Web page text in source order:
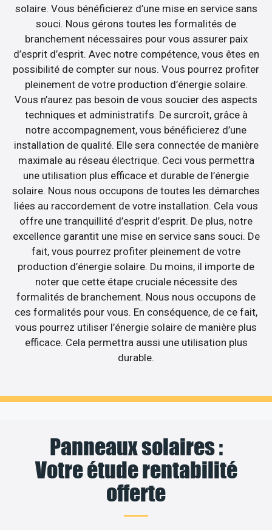
solaire. Vous bénéficierez d’une mise en service sans
souci. Nous gérons toutes les formalités de
branchement nécessaires pour vous assurer paix
d’esprit d’esprit. Avec notre compétence, vous êtes en
possibilité de compter sur nous. Vous pourrez profiter
pleinement de votre production d’énergie solaire.
Vous n’aurez pas besoin de vous soucier des aspects
techniques et administratifs. De surcroît, grâce à
notre accompagnement, vous bénéficierez d’une
installation de qualité. Elle sera connectée de manière
maximale au réseau électrique. Ceci vous permettra
une utilisation plus efficace et durable de l’énergie
solaire. Nous nous occupons de toutes les démarches
liées au raccordement de votre installation. Cela vous
offre une tranquillité d’esprit d’esprit. De plus, notre
excellence garantit une mise en service sans souci. De
fait, vous pourrez profiter pleinement de votre
production d’énergie solaire. Du moins, il importe de
noter que cette étape cruciale nécessite des
formalités de branchement. Nous nous occupons de
ces formalités pour vous. En conséquence, de ce fait,
vous pourrez utiliser l’énergie solaire de manière plus
efficace. Cela permettra aussi une utilisation plus
durable.
Panneaux solaires :
Votre étude rentabilité
offerte